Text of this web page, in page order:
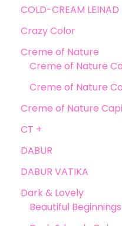
COLD-CREAM LEINAD
Crazy Color
Creme of Nature
Creme of Nature
Creme of Nature
Creme of Nature
CT +
DABUR
DABUR VATIKA
Dark & Lovely
Beautiful Beginnings